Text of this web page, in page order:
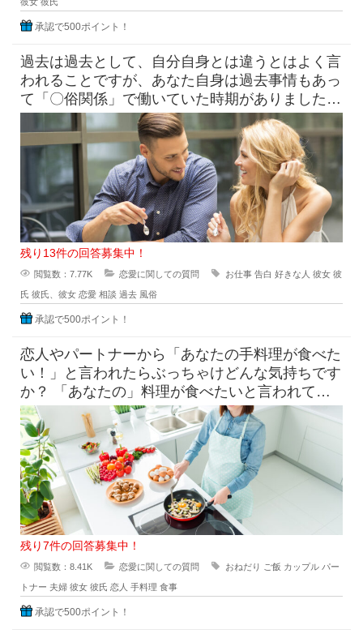
承認で500ポイント！
過去は過去として、自分自身とは違うとはよく言
われることですが、あなた自身は過去事情もあっ
て「〇俗関係」で働いていた時期がありました
が、それを経ていまの自分がある
残り13件の回答募集中！
閲覧数：7.77K 恋愛に関しての質問 お仕事 告白 好きな人 彼女 彼
氏 彼氏、彼女 恋愛 相談 過去 風俗
承認で500ポイント！
恋人やパートナーから「あなたの手料理が食べた
い！」と言われたらぶっちゃけどんな気持ちです
か？ 「あなたの」料理が食べたいと言われて素
直に嬉しいという気持ち
残り7件の回答募集中！
閲覧数：8.41K 恋愛に関しての質問 おねだり ご飯 カップル パー
トナー 夫婦 彼女 彼氏 恋人 手料理 食事
承認で500ポイント！